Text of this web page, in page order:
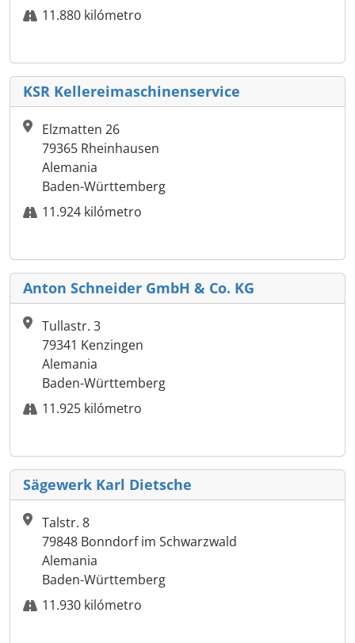
11.880 kilómetro
KSR Kellereimaschinenservice
Elzmatten 26
79365 Rheinhausen
Alemania
Baden-Württemberg
11.924 kilómetro
Anton Schneider GmbH & Co. KG
Tullastr. 3
79341 Kenzingen
Alemania
Baden-Württemberg
11.925 kilómetro
Sägewerk Karl Dietsche
Talstr. 8
79848 Bonndorf im Schwarzwald
Alemania
Baden-Württemberg
11.930 kilómetro